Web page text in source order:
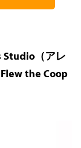
Studio（アレ
the Coop